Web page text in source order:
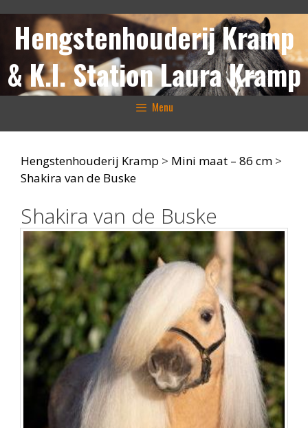
naar
inhoud
Hengstenhouderij Kramp
& K.I. Station Laura Kramp
Menu
Hengstenhouderij Kramp > Mini maat – 86 cm >
Shakira van de Buske
Shakira van de Buske